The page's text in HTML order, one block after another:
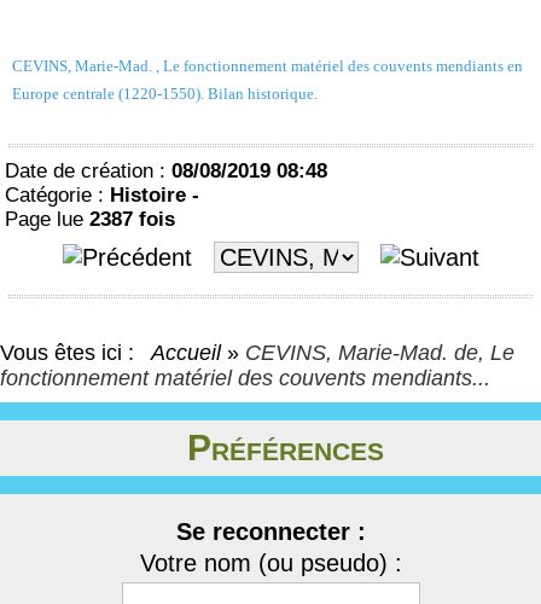
CEVINS, Marie-Mad. , Le fonctionnement matériel des couvents mendiants en
Europe centrale (1220-1550). Bilan historique.
Date de création : 08/08/2019 08:48
Catégorie : Histoire -
Page lue 2387 fois
Vous êtes ici : Accueil » CEVINS, Marie-Mad. de, Le
fonctionnement matériel des couvents mendiants...
Préférences
Se reconnecter :
Votre nom (ou pseudo) :